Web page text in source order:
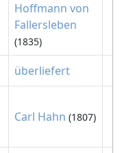
Hoffmann von
Fallersleben
(1835)
überliefert
Carl Hahn (1807)